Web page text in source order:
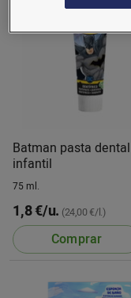
Batman pasta dental
infantil
75 ml.
1,8 €/u. (24,00 €/l.)
Comprar